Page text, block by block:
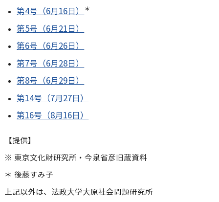
第4号（6月16日） ＊
第5号（6月21日）
第6号（6月26日）
第7号（6月28日）
第8号（6月29日）
第14号（7月27日）
第16号（8月16日）
【提供】
※ 東京文化財研究所・今泉省彦旧蔵資料
＊ 後藤すみ子
上記以外は、法政大学大原社会問題研究所